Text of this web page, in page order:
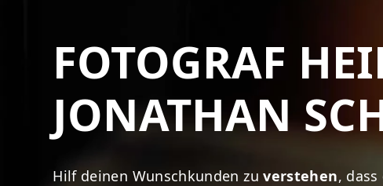
FOTOGRAF
JONATHAN
Hilf deinen Wunschkunden zuverstehen, dass